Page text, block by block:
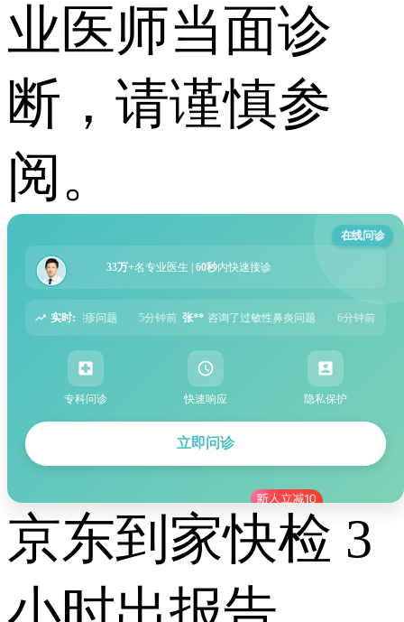
业医师当面诊
断，请谨慎参
阅。
在线问诊
33万+名专业医生 | 60秒内快速接诊
实时:
咨询了过敏性鼻炎问题 6分钟前 周** 咨询了胃痛问题 8分钟前 王**
专科问诊 快速响应 隐私保护
立即问诊
京东到家快检 3